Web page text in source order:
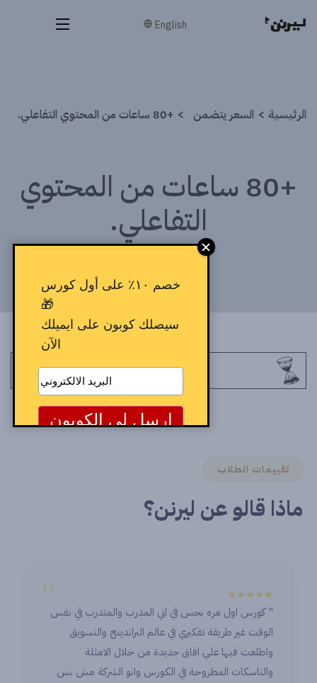
English
الرئيسية السعر يتضمن +80 ساعات من المحتوي التفاعلي.
+80 ساعات من المحتوي
التفاعلي.
تقييمات الطلاب
ماذا قالو عن ليرنن؟
"
★★★★★
" كورس اول مره بحس في اني المدرب والمتدرب في نفس
الوقت غير طريقة تفكيري في عالم البراندينج والتسويق
واطلعت فيها علي افاق جديدة من خلال الامثلة
والتاسكات المطروحة في الكورس وانو الشركة مش بس
خصم ١٠٪ على أول كورس
🎁
سيصلك كوبون على ايميلك
الآن